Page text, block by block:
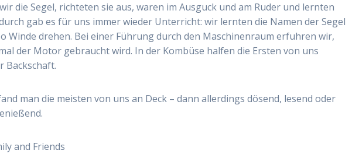
die Segel, richteten sie aus, waren im Ausguck und am Ruder und lernten
gab es für uns immer wieder Unterricht: wir lernten die Namen der Segel
Winde drehen. Bei einer Führung durch den Maschinenraum erfuhren wir,
der Motor gebraucht wird. In der Kombüse halfen die Ersten von uns
Backschaft.
man die meisten von uns an Deck – dann allerdings dösend, lesend oder
and Friends